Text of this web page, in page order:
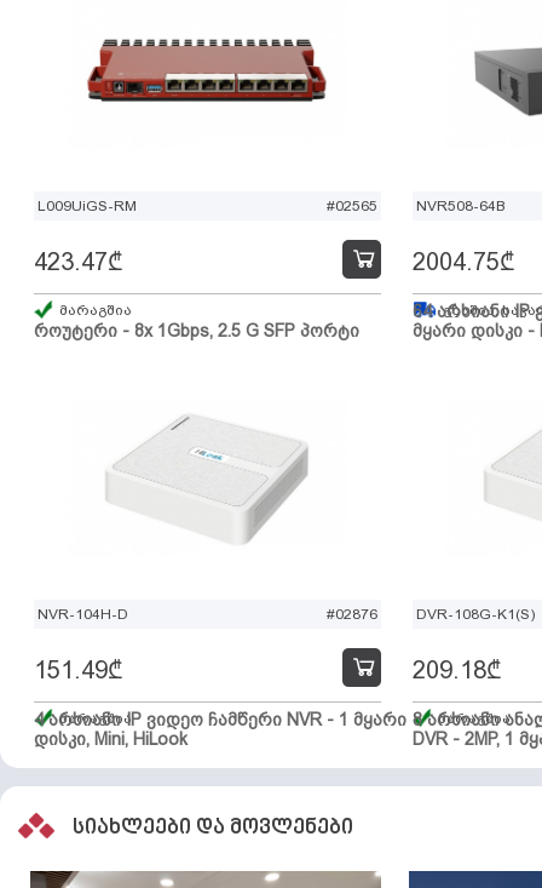
L009UiGS-RM #02565
როუტერი - 8x 1Gbps, 2.5 G SFP პორტი
423.47₾
მარაგშია
NVR508-64B
64 არხიანი IP
მყარი დისკი -
2004.75₾
გზაშია,
NVR-104H-D #02876
4 არხიანი IP ვიდეო ჩამწერი NVR - 1 მყარი
დისკი, Mini, HiLook
151.49₾
მარაგშია
DVR-108G-K1(S)
8 არხიანი
DVR - 2MP, 1
209.18₾
მარაგშია
სიახლეები და მოვლენები